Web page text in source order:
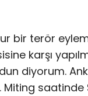
bir terör
karşı
diyorum.
saatinde